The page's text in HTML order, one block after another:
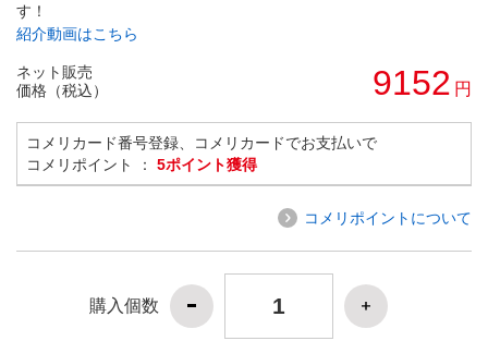
す！
紹介動画はこちら
ネット販売
価格（税込）
9152 円
コメリカード番号登録、コメリカードでお支払いで
コメリポイント ： 5ポイント獲得
コメリポイントについて
購入個数